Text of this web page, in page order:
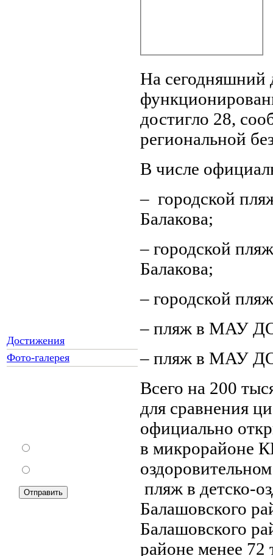
Достижения
Фото-галерея
На сегодняшний
достигло 28,
региональной
В числе
– городской
Балакова;
– городской
Балакова;
– городской
– пляж в МАУ
– пляж в МАУ
Всего на 200
для сравнения
официально
в микрорайоне
пляж в детско-
Балашовского
Балашовского
районе менее 72